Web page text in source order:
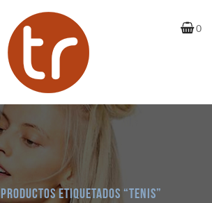
0
Productos etiquetados “tenis”